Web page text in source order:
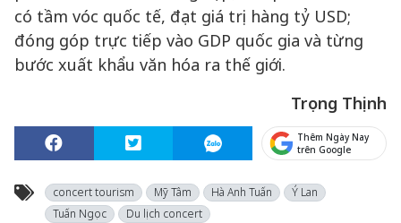
có tầm vóc quốc tế, đạt giá trị hàng tỷ USD;
đóng góp trực tiếp vào GDP quốc gia và từng
bước xuất khẩu văn hóa ra thế giới.
Trọng Thịnh
Thêm Ngày Nay
trên Google
concert tourism Mỹ Tâm Hà Anh Tuấn
Ý Lan
Tuấn Ngọc
Du lịch concert